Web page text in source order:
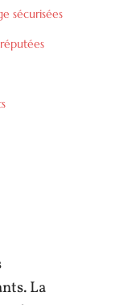
sécurisées
La